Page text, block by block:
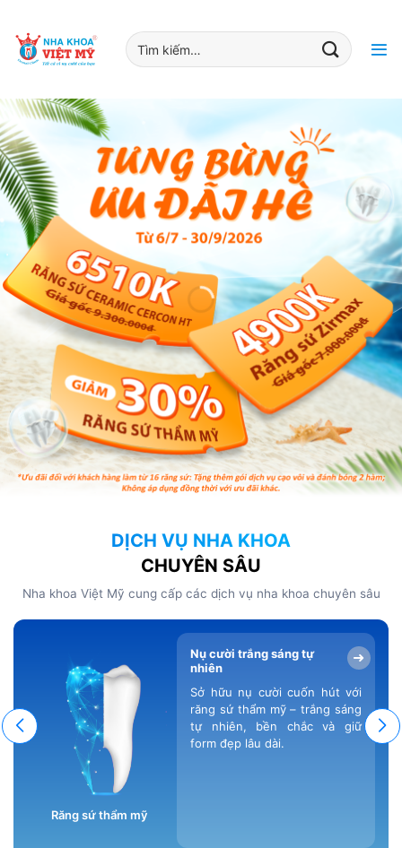
dung
Tìm
kiếm:
DỊCH VỤ NHA KHOA
CHUYÊN SÂU
Nha khoa Việt Mỹ cung cấp các dịch vụ nha khoa chuyên sâu
Răng sứ thẩm mỹ
Nụ cười trắng sáng tự
nhiên
Sở hữu nụ cười cuốn hút với
răng sứ thẩm mỹ – trắng sáng
tự nhiên, bền chắc và giữ
form đẹp lâu dài.
➜